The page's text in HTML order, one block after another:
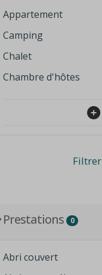
Appartement
Camping
Chalet
Chambre d'hôtes
Filtrer
Prestations 0
Abri couvert